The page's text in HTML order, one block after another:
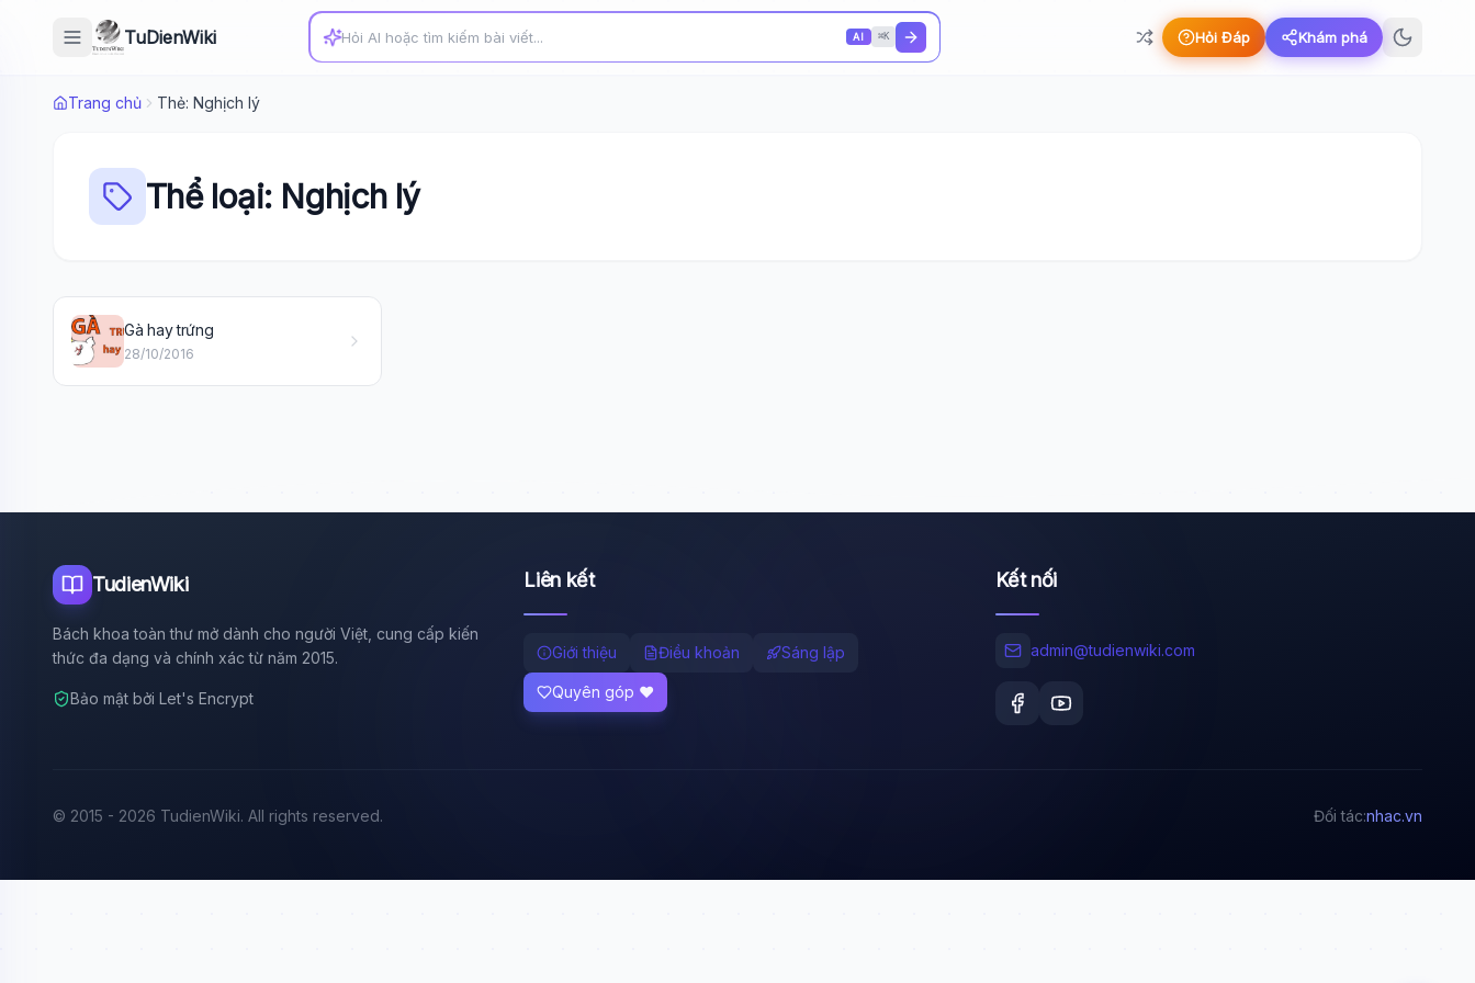
TuDienWiki AI ⌘K Hỏi Đáp Khám phá
Trang chủ Thẻ: Nghịch lý
Thể loại: Nghịch lý
Gà hay trứng
28/10/2016
TudienWiki
Bách khoa toàn thư mở dành cho người Việt, cung cấp kiến
thức đa dạng và chính xác từ năm 2015.
Bảo mật bởi Let's Encrypt
Liên kết
Giới thiệu Điều khoản Sáng lập
Quyên góp ❤️
Kết nối
admin@tudienwiki.com
© 2015 - 2026 TudienWiki. All rights reserved. Đối tác:nhac.vn
Tôi là trợ lý AI của TuDienWiki. Hãy hỏi tôi bất kỳ
điều gì về các bài viết trên Wiki!